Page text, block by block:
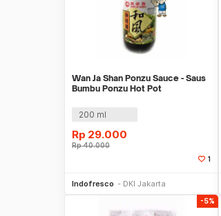
Wan Ja Shan Ponzu Sauce - Saus
Bumbu Ponzu Hot Pot
200 ml
Rp 29.000
Rp40.000
1
Indofresco DKI Jakarta
-5%